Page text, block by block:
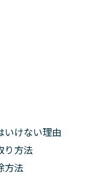
いけない理由
り方法
方法